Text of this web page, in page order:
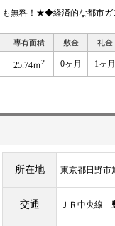
無料！★◆経済的な都市
専有面積 敷金 礼金
25.74ｍ2 0ヶ月 1ヶ月
所在地 東京都日野市
交通 ＪＲ中央線